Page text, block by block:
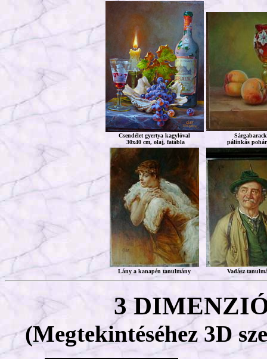
Csendélet gyertya kagylóval
30x40 cm, olaj, fatábla
Sárgabarack
pálinkás
Lány a kanapén tanulmány Vadász
3
(Megtekintéséhez 3D